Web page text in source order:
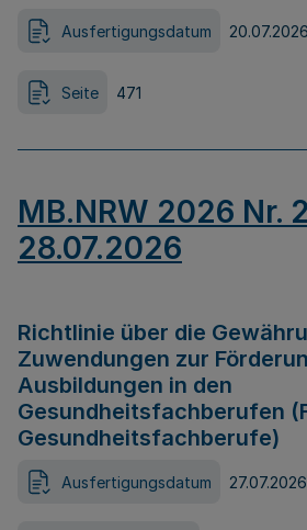
Ausfertigungsdatum 20.07.2026
Seite 471
MB.NRW 2026 Nr.
28.07.2026
Richtlinie über die
Zuwendungen zur
Ausbildungen in den
Gesundheitsfachberufen
Gesundheitsfachberufe)
Ausfertigungsdatum 27.07.2026